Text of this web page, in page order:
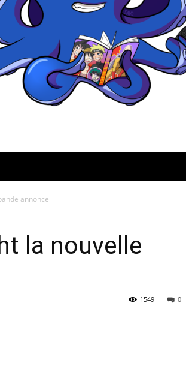
annonce
la nouvelle
0
1549